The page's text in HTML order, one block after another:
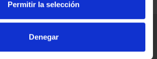
Permitir la selección
Denegar
Contacto
Preguntas Frequentes (FAQs)